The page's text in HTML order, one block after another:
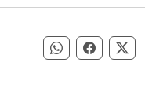
Compartir